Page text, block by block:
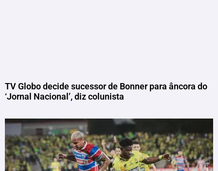
TV Globo decide sucessor de Bonner para âncora do
‘Jornal Nacional’, diz colunista